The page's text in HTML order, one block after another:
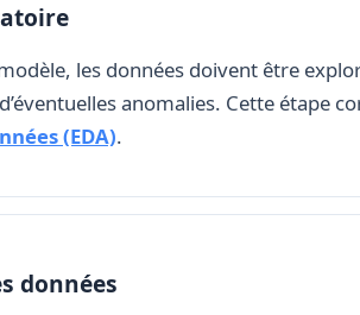
les données doivent être
anomalies. Cette étape
(EDA).
données